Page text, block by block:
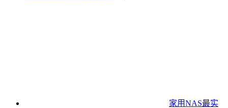
家用NAS最实